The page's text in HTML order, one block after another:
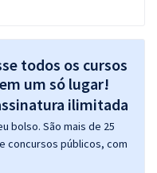
todos os cursos
um só lugar!
bolso. São mais de 25
concursos públicos, com